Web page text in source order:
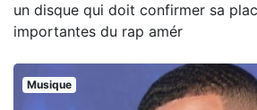
un disque qui doit confirmer sa
importantes du rap amér
Musique